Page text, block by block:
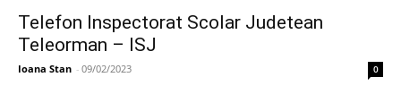
Telefon Inspectorat Scolar Judetean
Teleorman – ISJ
Ioana Stan - 09/02/2023 0